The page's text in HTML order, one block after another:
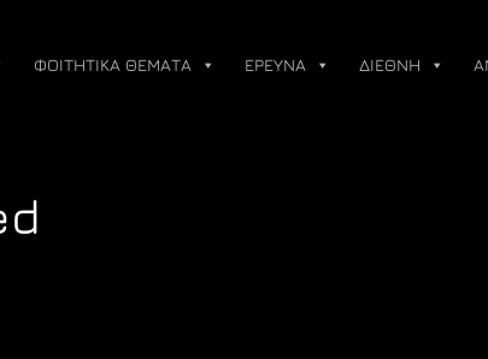
ΦΟΙΤΗΤΙΚΑ ΘΕΜΑΤΑ ΕΡΕΥΝΑ ΔΙΕΘΝΗ